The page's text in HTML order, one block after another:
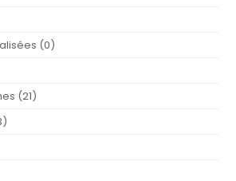
(0)
(21)